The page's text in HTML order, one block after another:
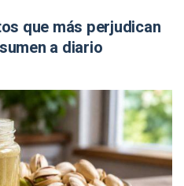
que más perjudican
a diario